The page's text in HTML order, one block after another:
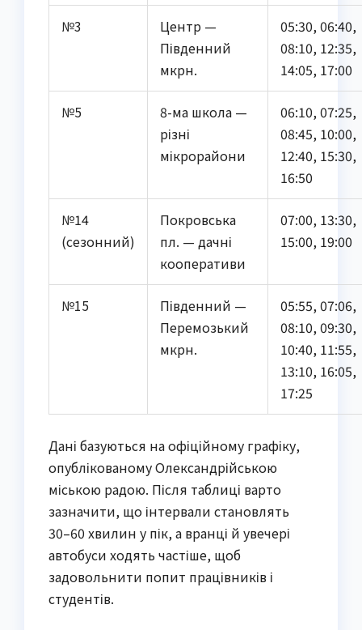
№3
Центр —
Південний
мкрн.
05:30, 06:40,
08:10, 12:35,
14:05, 17:00
№5
8-ма школа —
різні
мікрорайони
06:10, 07:25,
08:45, 10:00,
12:40, 15:30,
16:50
№14
(сезонний)
Покровська
пл. — дачні
кооперативи
07:00, 13:30,
15:00, 19:00
№15
Південний —
Перемозький
мкрн.
05:55, 07:06,
08:10, 09:30,
10:40, 11:55,
13:10, 16:05,
17:25
Дані базуються на офіційному графіку,
опублікованому Олександрійською
міською радою. Після таблиці варто
зазначити, що інтервали становлять
30–60 хвилин у пік, а вранці й увечері
автобуси ходять частіше, щоб
задовольнити попит працівників і
студентів.